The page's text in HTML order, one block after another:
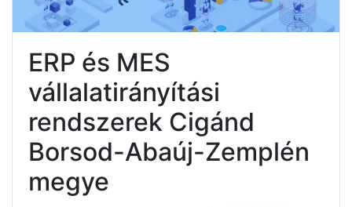
ERP és MES
vállalatirányítási
rendszerek Cigánd
Borsod-Abaúj-Zemplén
megye